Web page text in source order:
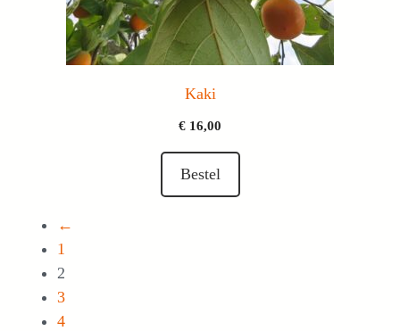
Kaki
€ 16,00
Bestel
←
1
2
3
4